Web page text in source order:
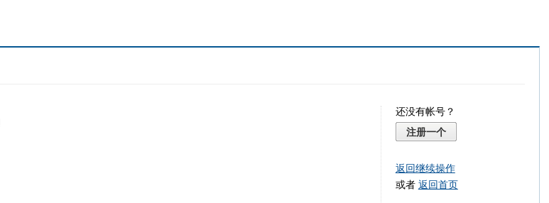
还没有帐号？
注册一个
返回继续操作
或者 返回首页